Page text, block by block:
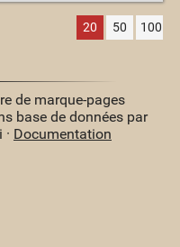
20 50 100
de marque-pages
base de données par
Documentation